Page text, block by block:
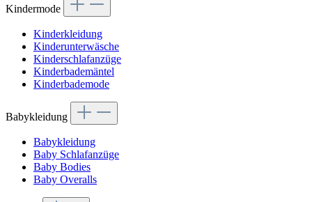
Kindermode
Kinderkleidung
Kinderunterwäsche
Kinderschlafanzüge
Kinderbademäntel
Kinderbademode
Babykleidung
Babykleidung
Baby Schlafanzüge
Baby Bodies
Baby Overalls